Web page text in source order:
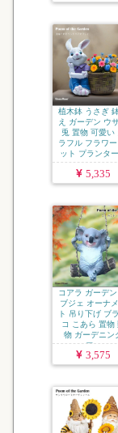
植木鉢 うさぎ
え ガーデン ウ
兎 置物 可愛い
ラフル フラワ
ット プランタ
5,335
コアラ ガーデン
ブジェ オーナ
ト 吊り下げ ブ
コ こあら 置物
物 ガーデニン
フ...
3,575